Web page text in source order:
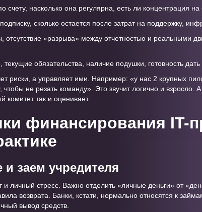
счету, насколько она регулярна, есть ли концентрация
сколько остается после затрат на поддержку,
отсутствие «разрыва» между отчетностью и реальными
текущие обязательства, наличие подушки, готовность дать
риски, а управляет ими. Например: «у нас 2 крупных
не резать команду». Это звучит логично и взросло.
комитет так и оценивает.
финансирования IT-
заем учредителя
личный стресс. Важно отделить «личные деньги» от
возврата. Банки, кстати, нормально относятся к
вывод средств.